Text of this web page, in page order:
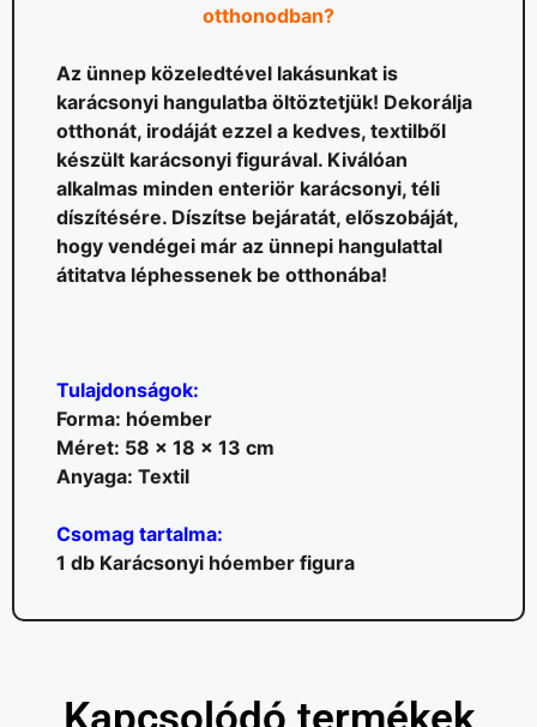
otthonodban?
Az ünnep közeledtével lakásunkat is
karácsonyi hangulatba öltöztetjük! Dekorálja
otthonát, irodáját ezzel a kedves, textilből
készült karácsonyi figurával. Kiválóan
alkalmas minden enteriör karácsonyi, téli
díszítésére. Díszítse bejáratát, előszobáját,
hogy vendégei már az ünnepi hangulattal
átitatva léphessenek be otthonába!
Tulajdonságok:
Forma: hóember
Méret: 58 x 18 x 13 cm
Anyaga: Textil
Csomag tartalma:
1 db Karácsonyi hóember figura